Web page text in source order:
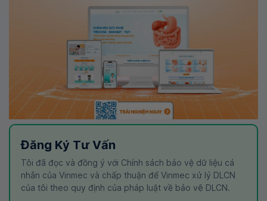
Đăng Ký Tư Vấn
Tôi đã đọc và đồng ý với Chính sách bảo vệ dữ liệu cá
nhân của Vinmec và chấp thuận để Vinmec xử lý DLCN
của tôi theo quy định của pháp luật về bảo vệ DLCN.